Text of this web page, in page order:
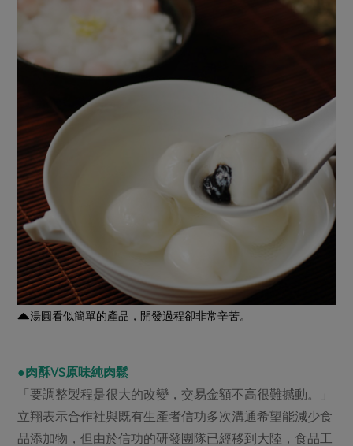
湯圓看似簡單的產品，開發過程卻非常辛苦。
●肉酥VS原味純肉鬆
「要調整製程是很大的改變，交易金額不高很難撼動。」
立翔表示合作社與既有生產者信功多次溝通希望能減少食
品添加物，但由於信功的研發團隊已經移到大陸，食品工